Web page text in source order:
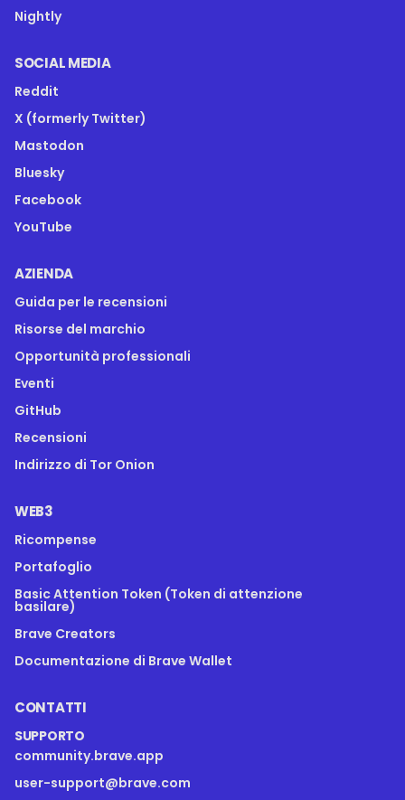
Nightly
SOCIAL MEDIA
Reddit
X (formerly Twitter)
Mastodon
Bluesky
Facebook
YouTube
AZIENDA
Guida per le recensioni
Risorse del marchio
Opportunità professionali
Eventi
GitHub
Recensioni
Indirizzo di Tor Onion
WEB3
Ricompense
Portafoglio
Basic Attention Token (Token di attenzione
basilare)
Brave Creators
Documentazione di Brave Wallet
CONTATTI
SUPPORTO
community.brave.app
user-support@brave.com